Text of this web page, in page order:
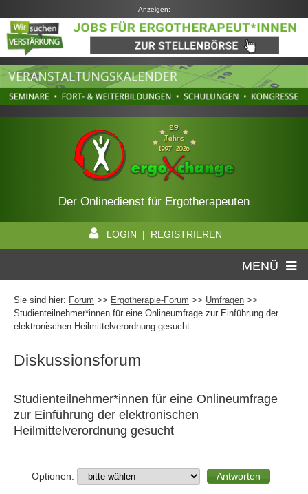
Anzeigen:
Der Onlinedienst für Ergotherapeuten
LOGIN | REGISTRIEREN
MENÜ
Sie sind hier: Forum >> Ergotherapie-Forum >> Umfragen >>
Studienteilnehmer*innen für eine Onlineumfrage zur Einführung der
elektronischen Heilmittelverordnung gesucht
Diskussionsforum
Studienteilnehmer*innen für eine Onlineumfrage
zur Einführung der elektronischen
Heilmittelverordnung gesucht
Optionen: